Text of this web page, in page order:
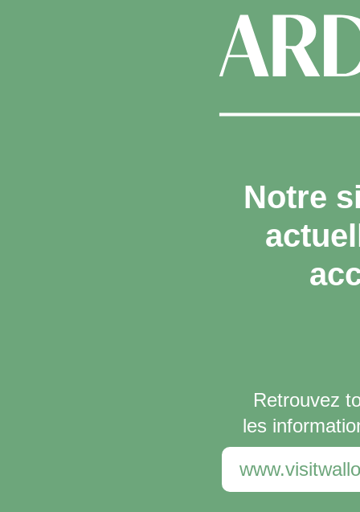
Notre
Retrouvez
les